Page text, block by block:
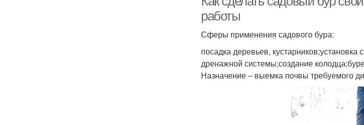
работы
Сферы применения садового бура:
посадка деревьев,
дренажной системы;создание
Назначение – выемка почвы требуемого